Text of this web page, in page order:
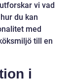
vi vad
du kan
med
till en
i